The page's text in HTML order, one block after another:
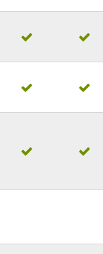
 
 
 